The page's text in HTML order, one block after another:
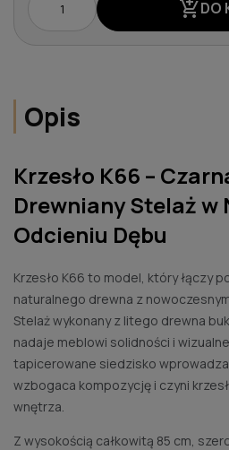
add_shopping_cartDO
Opis
Krzesło K66 –
Drewniany Stelaż
Odcieniu Dębu
Krzesło K66 to model, który łączy
naturalnego drewna z
Stelaż wykonany z litego drewna
nadaje meblowi solidności i
tapicerowane siedzisko
wzbogaca kompozycję i czyni
wnętrza.
Z wysokością całkowitą 85 cm,